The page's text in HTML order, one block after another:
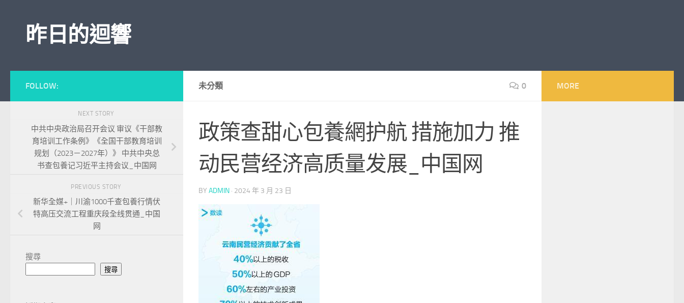
昨日的迴響
未分類 0
政策查甜心包養網护航 措施加力 推
动民营经济高质量发展_中国网
BY ADMIN · 2024 年 3 月 23 日
FOLLOW:
NEXT STORY
中共中央政治局召开会议 审议《干部教
育培训工作条例》《全国干部教育培训
规划（2023－2027年）》 中共中央总
书查包養记习近平主持会议_中国网
PREVIOUS STORY
新华全媒+｜川渝1000千查包養行情伏
特高压交流工程重庆段全线贯通_中国
网
搜尋
搜尋
MORE